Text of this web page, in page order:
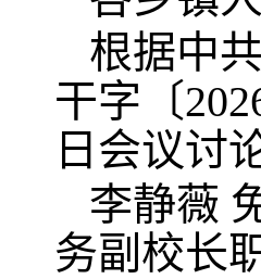
根据中
干字〔
日会议讨
李静薇
务副校长